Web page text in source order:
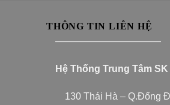
THÔNG TIN LIÊN HỆ
———————————
Hệ Thống Trung Tâm
130 Thái Hà – Q.Đống